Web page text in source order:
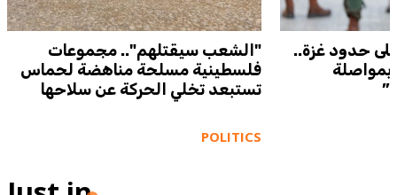
"الشعب سيقتلهم".. مجموعات
فلسطينية مسلحة مناهضة لحماس
تستبعد تخلي الحركة عن سلاحها
POLITICS
على حدود غزة..
بمواصلة